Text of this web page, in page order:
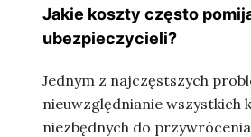
Jakie koszty często
ubezpieczycieli?
Jednym z najczęstszych
nieuwzględnianie wszystkich
niezbędnych do